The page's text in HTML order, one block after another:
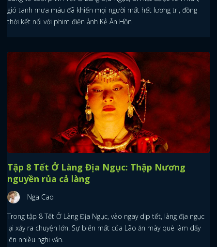
gió tanh mưa máu đã khiến mọi người mất hết lương tri, đồng
thời kết nối với phim điện ảnh Kẻ Ăn Hồn
Tập 8 Tết Ở Làng Địa Ngục: Thập Nương
nguyền rủa cả làng
Nga Cao
Trong tập 8 Tết Ở Làng Địa Ngục, vào ngay dịp tết, làng địa ngục
lại xảy ra chuyện lớn. Sự biến mất của Lão ăn mày què làm dấy
lên nhiều nghi vấn.